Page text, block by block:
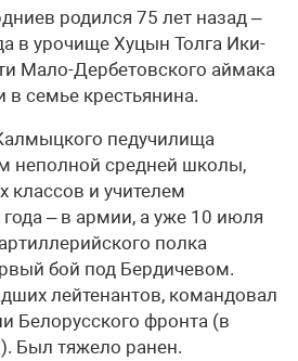
родился 75 лет назад –
в урочище Хуцын Толга Ики-
Мало-Дербетовского аймака
семье крестьянина.
педучилища
неполной средней школы,
классов и учителем
– в армии, а уже 10 июля
полка
бой под Бердичевом.
лейтенантов, командовал
Белорусского фронта (в
Был тяжело ранен.